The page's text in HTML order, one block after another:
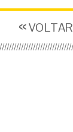
VOLTAR